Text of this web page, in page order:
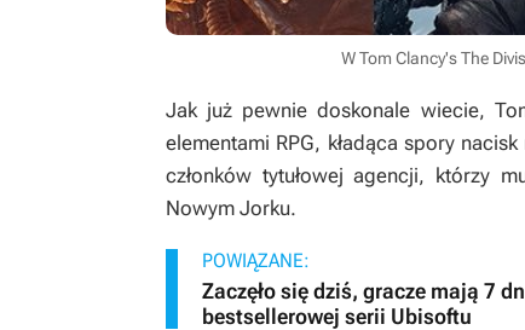
W Tom Clancy's The
Jak już pewnie doskonale wiecie,
elementami RPG, kładąca spory
członków tytułowej agencji, którzy
Nowym Jorku.
POWIĄZANE:
Zaczęło się dziś, gracze mają 7
bestsellerowej serii Ubisoftu